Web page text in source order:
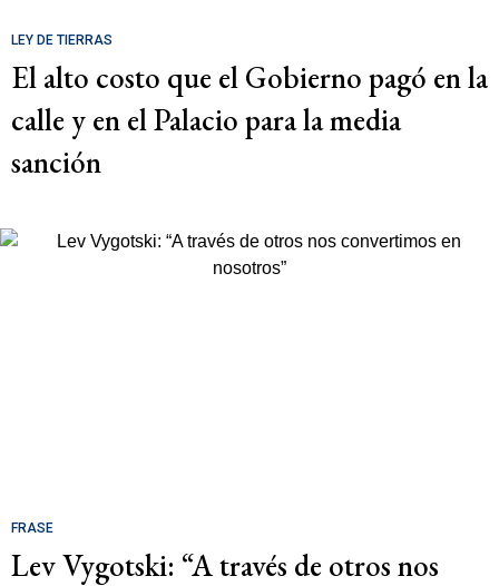
LEY DE TIERRAS
El alto costo que el Gobierno pagó en la
calle y en el Palacio para la media
sanción
FRASE
Lev Vygotski: “A través de otros nos